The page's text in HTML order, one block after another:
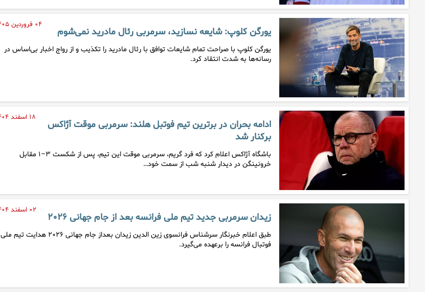
۰۴ فروردین ۱۴۰۵
یورگن کلوپ: شایعه نسازید، سرمربی رئال مادرید نمی‌شوم
یورگن کلوپ با صراحت تمام شایعات توافق با رئال مادرید را تکذیب و از رواج اخبار بی‌اساس در
رسانه‌ها به شدت انتقاد کرد.
۱۸ اسفند ۱۴۰۴
ادامه بحران در برترین تیم فوتبل هلند: سرمربی موقت آژاکس
برکنار شد
باشگاه آژاکس اعلام کرد که فرد گریم، سرمربی موقت این تیم، پس از شکست ۳–۱ مقابل
خرونینگن در دیدار شنبه شب از سمت خود…
۰۲ اسفند ۱۴۰۴
زیدان سرمربی جدید تیم ملی فرانسه بعد از جام جهانی ۲۰۲۶
طبق اعلام خبرنگار سرشناس فرانسوی زین الدین زیدان بعداز جام جهانی ۲۰۲۶ هدایت تیم ملی
فوتبال فرانسه را برعهده می‌گیرد.